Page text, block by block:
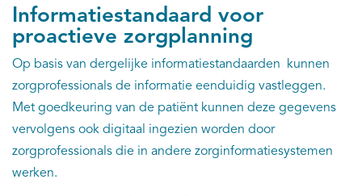
Informatiestandaard voor
proactieve zorgplanning
Op basis van dergelijke informatiestandaarden kunnen
zorgprofessionals de informatie eenduidig vastleggen.
Met goedkeuring van de patiënt kunnen deze gegevens
vervolgens ook digitaal ingezien worden door
zorgprofessionals die in andere zorginformatiesystemen
werken.